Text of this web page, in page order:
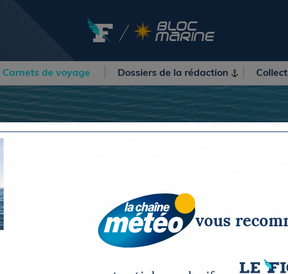
COURSES
Courses au large
Régates
Arkea Ultim Challenge
Route du Rhum - Destination
Guadeloupe
MÉTÉO MARINE
LIFESTYLE
Shopping
SERVICES
Nos magazines
METEO CONSULT Marine
Carnets de voyage Dossiers de la rédaction
vous